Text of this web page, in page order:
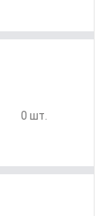
0 шт.